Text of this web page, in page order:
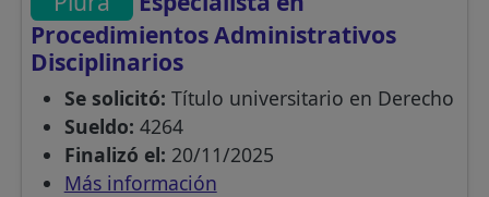
Procedimientos Administrativos
Disciplinarios
Se solicitó: Título universitario en Derecho
Sueldo: 4264
Finalizó el: 20/11/2025
Más información